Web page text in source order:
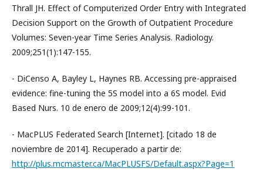
Thrall JH. Effect of Computerized Order Entry with Integrated
Decision Support on the Growth of Outpatient Procedure
Volumes: Seven-year Time Series Analysis. Radiology.
2009;251(1):147-155.
- DiCenso A, Bayley L, Haynes RB. Accessing pre-appraised
evidence: fine-tuning the 5S model into a 6S model. Evid
Based Nurs. 10 de enero de 2009;12(4):99-101.
- MacPLUS Federated Search [Internet]. [citado 18 de
noviembre de 2014]. Recuperado a partir de:
http://plus.mcmaster.ca/MacPLUSFS/Default.aspx?Page=1